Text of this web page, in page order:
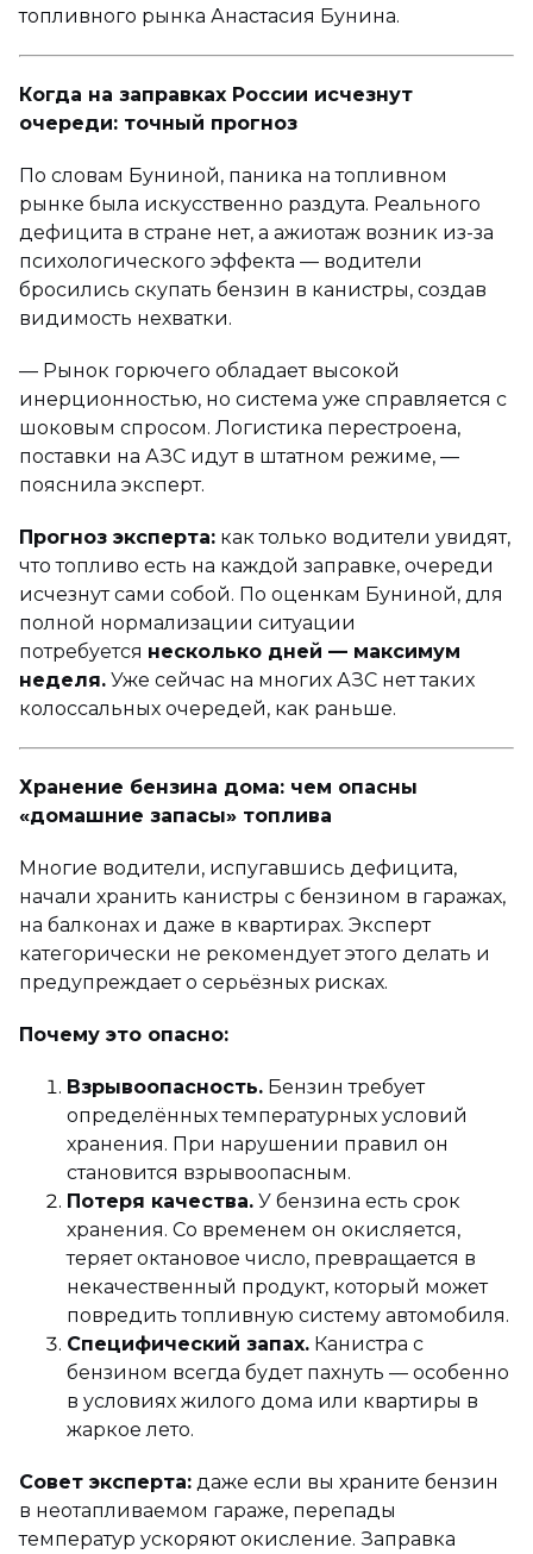
топливного рынка Анастасия Бунина.
Когда на заправках России исчезнут
очереди: точный прогноз
По словам Буниной, паника на топливном
рынке была искусственно раздута. Реального
дефицита в стране нет, а ажиотаж возник из-за
психологического эффекта — водители
бросились скупать бензин в канистры, создав
видимость нехватки.
— Рынок горючего обладает высокой
инерционностью, но система уже справляется с
шоковым спросом. Логистика перестроена,
поставки на АЗС идут в штатном режиме, —
пояснила эксперт.
Прогноз эксперта: как только водители увидят,
что топливо есть на каждой заправке, очереди
исчезнут сами собой. По оценкам Буниной, для
полной нормализации ситуации
потребуется несколько дней — максимум
неделя. Уже сейчас на многих АЗС нет таких
колоссальных очередей, как раньше.
Хранение бензина дома: чем опасны
«домашние запасы» топлива
Многие водители, испугавшись дефицита,
начали хранить канистры с бензином в гаражах,
на балконах и даже в квартирах. Эксперт
категорически не рекомендует этого делать и
предупреждает о серьёзных рисках.
Почему это опасно:
Взрывоопасность. Бензин требует
определённых температурных условий
хранения. При нарушении правил он
становится взрывоопасным.
Потеря качества. У бензина есть срок
хранения. Со временем он окисляется,
теряет октановое число, превращается в
некачественный продукт, который может
повредить топливную систему автомобиля.
Специфический запах. Канистра с
бензином всегда будет пахнуть — особенно
в условиях жилого дома или квартиры в
жаркое лето.
Совет эксперта: даже если вы храните бензин
в неотапливаемом гараже, перепады
температур ускоряют окисление. Заправка